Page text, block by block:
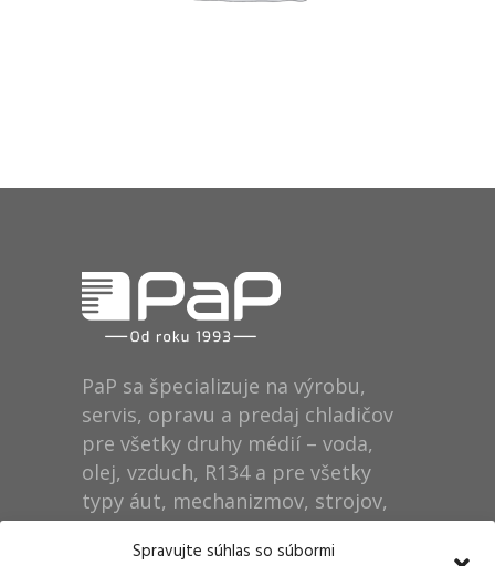
Spravujte súhlas so súbormi
PaP sa špecializuje na výrobu,
servis, opravu a predaj chladičov
pre všetky druhy médií – voda,
olej, vzduch, R134 a pre všetky
typy áut, mechanizmov, strojov,
technológií, rušňov…